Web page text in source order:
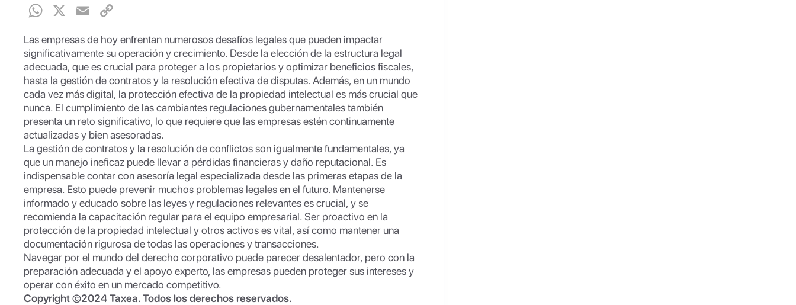
W
at
s
A
p
p
X
E
ail p
y
Li
n
k
Las empresas de hoy enfrentan numerosos desafíos legales que pueden impactar
significativamente su operación y crecimiento. Desde la elección de la estructura legal
adecuada, que es crucial para proteger a los propietarios y optimizar beneficios fiscales,
hasta la gestión de contratos y la resolución efectiva de disputas. Además, en un mundo
cada vez más digital, la protección efectiva de la propiedad intelectual es más crucial que
nunca. El cumplimiento de las cambiantes regulaciones gubernamentales también
presenta un reto significativo, lo que requiere que las empresas estén continuamente
actualizadas y bien asesoradas.
La gestión de contratos y la resolución de conflictos son igualmente fundamentales, ya
que un manejo ineficaz puede llevar a pérdidas financieras y daño reputacional. Es
indispensable contar con asesoría legal especializada desde las primeras etapas de la
empresa. Esto puede prevenir muchos problemas legales en el futuro. Mantenerse
informado y educado sobre las leyes y regulaciones relevantes es crucial, y se
recomienda la capacitación regular para el equipo empresarial. Ser proactivo en la
protección de la propiedad intelectual y otros activos es vital, así como mantener una
documentación rigurosa de todas las operaciones y transacciones.
Navegar por el mundo del derecho corporativo puede parecer desalentador, pero con la
preparación adecuada y el apoyo experto, las empresas pueden proteger sus intereses y
operar con éxito en un mercado competitivo.
Copyright ©2024 Taxea. Todos los derechos reservados.